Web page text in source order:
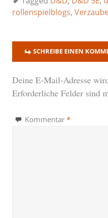
rollenspielblogs,
SCHREIBE EINEN
Deine E-Mail-Adresse
Erforderliche Felder sind
Kommentar *